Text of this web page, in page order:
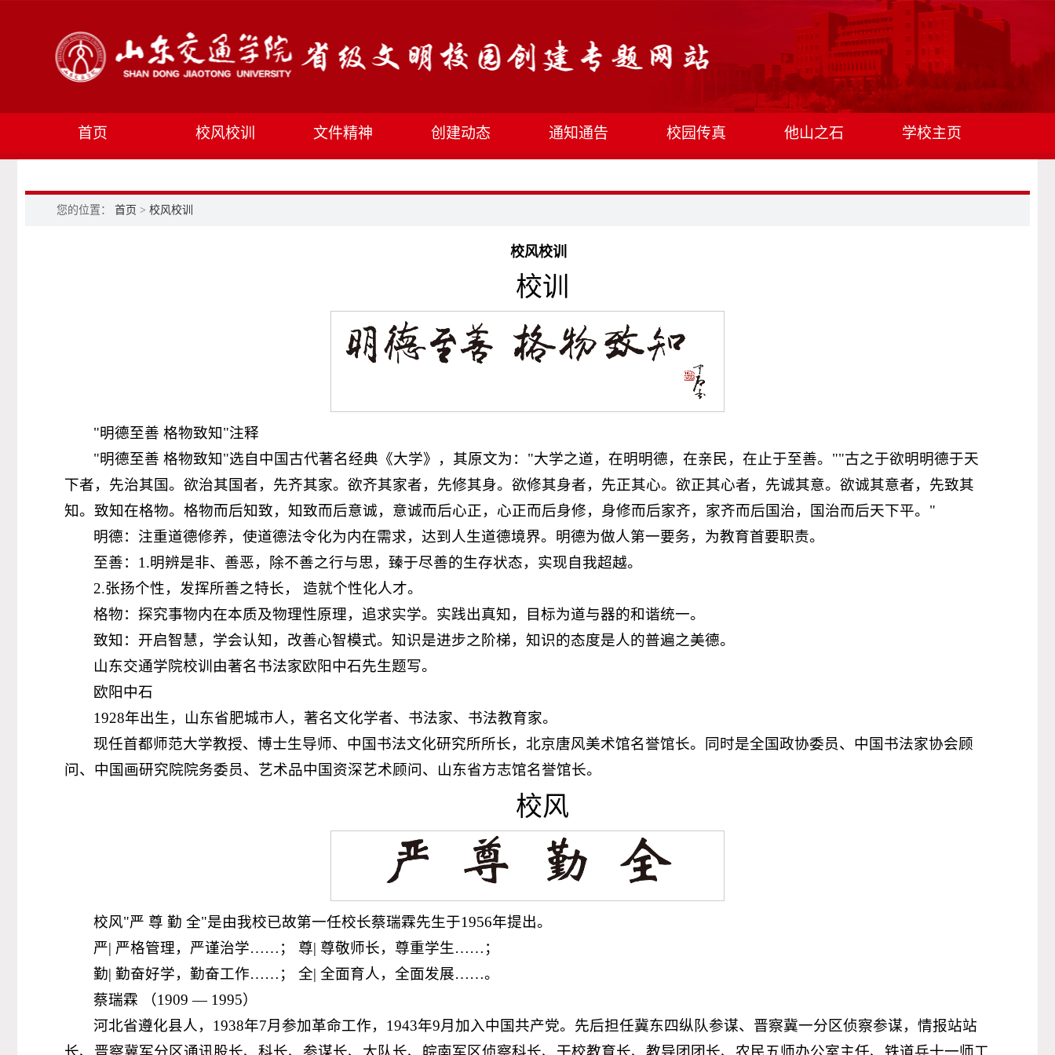
首页 校风校训 文件精神 创建动态 通知通告 校园传真 他山之石 学校主页
您的位置： 首页 > 校风校训
校风校训
校训
"明德至善 格物致知"注释
"明德至善 格物致知"选自中国古代著名经典《大学》，其原文为："大学之道，在明明德，在亲民，在止于至善。""古之于欲明明德于天
下者，先治其国。欲治其国者，先齐其家。欲齐其家者，先修其身。欲修其身者，先正其心。欲正其心者，先诚其意。欲诚其意者，先致其
知。致知在格物。格物而后知致，知致而后意诚，意诚而后心正，心正而后身修，身修而后家齐，家齐而后国治，国治而后天下平。"
明德：注重道德修养，使道德法令化为内在需求，达到人生道德境界。明德为做人第一要务，为教育首要职责。
至善：1.明辨是非、善恶，除不善之行与思，臻于尽善的生存状态，实现自我超越。
2.张扬个性，发挥所善之特长， 造就个性化人才。
格物：探究事物内在本质及物理性原理，追求实学。实践出真知，目标为道与器的和谐统一。
致知：开启智慧，学会认知，改善心智模式。知识是进步之阶梯，知识的态度是人的普遍之美德。
山东交通学院校训由著名书法家欧阳中石先生题写。
欧阳中石
1928年出生，山东省肥城市人，著名文化学者、书法家、书法教育家。
现任首都师范大学教授、博士生导师、中国书法文化研究所所长，北京唐风美术馆名誉馆长。同时是全国政协委员、中国书法家协会顾
问、中国画研究院院务委员、艺术品中国资深艺术顾问、山东省方志馆名誉馆长。
校风
校风"严 尊 勤 全"是由我校已故第一任校长蔡瑞霖先生于1956年提出。
严| 严格管理，严谨治学……； 尊| 尊敬师长，尊重学生……；
勤| 勤奋好学，勤奋工作……； 全| 全面育人，全面发展……。
蔡瑞霖 （1909 — 1995）
河北省遵化县人，1938年7月参加革命工作，1943年9月加入中国共产党。先后担任冀东四纵队参谋、晋察冀一分区侦察参谋，情报站站
长、晋察冀军分区通讯股长、科长、参谋长、大队长、皖南军区侦察科长、干校教育长、教导团团长、农民五师办公室主任、铁道兵十一师工